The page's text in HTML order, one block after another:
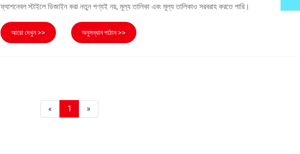
ফ্যাশনেবল স্টাইলে ডিজাইন করা নতুন পণ্যই নয়, মূল্য তালিকা এবং মূল্য তালিকাও সরবরাহ করতে পারি।
আরো দেখুন >> অনুসন্ধান পাঠান >>
« 1 »